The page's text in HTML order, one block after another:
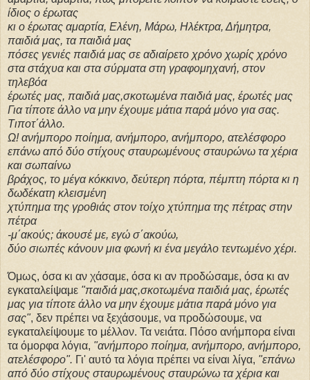
ίδιος ο έρωτας
κι ο έρωτας αμαρτία, Ελένη, Μάρω, Ηλέκτρα, Δήμητρα,
παιδιά μας, τα παιδιά μας
πόσες γενιές παιδιά μας σε αδιαίρετο χρόνο χωρίς χρόνο
στα στάχυα και στα σύρματα στη γραφομηχανή, στον
τηλεβόα
έρωτές μας, παιδιά μας,σκοτωμένα παιδιά μας, έρωτές μας
Για τίποτε άλλο να μην έχουμε μάτια παρά μόνο για σας.
Τιποτ΄άλλο.
Ω! ανήμπορο ποίημα, ανήμπορο, ανήμπορο, ατελέσφορο
επάνω από δύο στίχους σταυρωμένους σταυρώνω τα χέρια
και σωπαίνω
βράχος, το μέγα κόκκινο, δεύτερη πόρτα, πέμπτη πόρτα κι η
δωδέκατη κλεισμένη
χτύπημα της γροθιάς στον τοίχο χτύπημα της πέτρας στην
πέτρα
-μ΄ακούς; άκουσέ με, εγώ σ΄ακούω,
δύο σιωπές κάνουν μια φωνή κι ένα μεγάλο τεντωμένο χέρι.
Όμως, όσα κι αν χάσαμε, όσα κι αν προδώσαμε, όσα κι αν
εγκαταλείψαμε "παιδιά μας,σκοτωμένα παιδιά μας, έρωτές
μας για τίποτε άλλο να μην έχουμε μάτια παρά μόνο για
σας", δεν πρέπει να ξεχάσουμε, να προδώσουμε, να
εγκαταλείψουμε το μέλλον. Τα νειάτα. Πόσο ανήμπορα είναι
τα όμορφα λόγια, "ανήμπορο ποίημα, ανήμπορο, ανήμπορο,
ατελέσφορο". Γι' αυτό τα λόγια πρέπει να είναι λίγα, "επάνω
από δύο στίχους σταυρωμένους σταυρώνω τα χέρια και